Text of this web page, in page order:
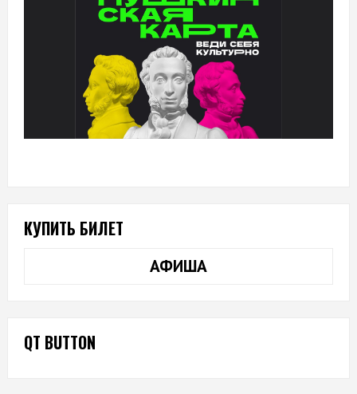
КУПИТЬ БИЛЕТ
АФИША
QT BUTTON